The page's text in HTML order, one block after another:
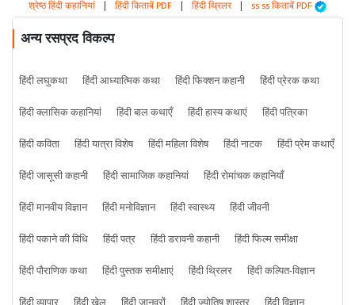
श्रेष्ठ हिंदी कहानियां | हिंदी किताबें PDF | हिंदी थ्रिलर | ss ss किताबें PDF
अन्य रसप्रद विकल्प
हिंदी लघुकथा हिंदी आध्यात्मिक कथा हिंदी फिक्शन कहानी
हिंदी प्रेरक कथा
हिंदी क्लासिक कहानियां
हिंदी बाल कथाएँ हिंदी हास्य कथाएं
हिंदी पत्रिका
हिंदी कविता
हिंदी यात्रा विशेष हिंदी महिला विशेष हिंदी नाटक
हिंदी प्रेम कथाएँ
हिंदी जासूसी कहानी
हिंदी सामाजिक कहानियां
हिंदी रोमांचक कहानियाँ
हिंदी मानवीय विज्ञान
हिंदी मनोविज्ञान हिंदी स्वास्थ्य
हिंदी जीवनी
हिंदी पकाने की विधि
हिंदी पत्र हिंदी डरावनी कहानी
हिंदी फिल्म समीक्षा
हिंदी पौराणिक कथा
हिंदी पुस्तक समीक्षाएं हिंदी थ्रिलर
हिंदी कल्पित-विज्ञान